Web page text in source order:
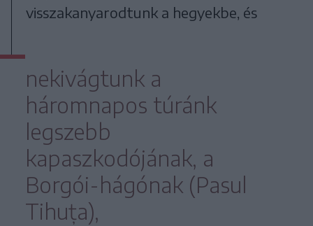
visszakanyarodtunk a hegyekbe, és
nekivágtunk a
háromnapos túránk
legszebb
kapaszkodójának, a
Borgói-hágónak (Pasul
Tihuța),